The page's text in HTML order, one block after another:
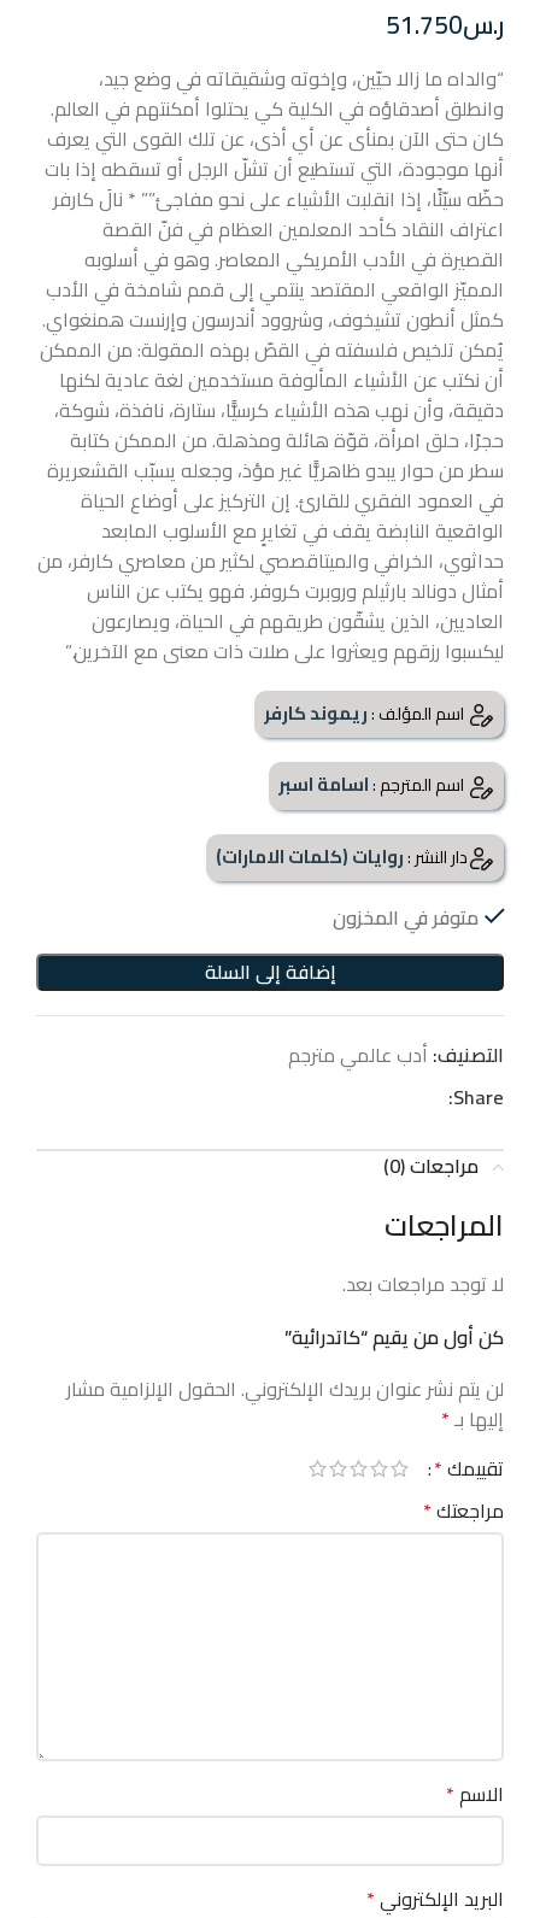
ر.س51.750
“والداه ما زالا حيّين، وإخوته وشقيقاته في وضع جيد،
وانطلق أصدقاؤه في الكلية كي يحتلوا أمكنتهم في العالم.
كان حتى الآن بمنأى عن أي أذى، عن تلك القوى التي يعرف
أنها موجودة، التي تستطيع أن تشلّ الرجل أو تسقطه إذا بات
حظّه سيّئًا، إذا انقلبت الأشياء على نحو مفاجئ”” * نالَ كارفر
اعتراف النقاد كأحد المعلمين العظام في فنّ القصة
القصيرة في الأدب الأمريكي المعاصر. وهو في أسلوبه
المميّز الواقعي المقتصد ينتمي إلى قمم شامخة في الأدب
كمثل أنطون تشيخوف، وشروود أندرسون وإرنست همنغواي.
يُمكن تلخيص فلسفته في القصّ بهذه المقولة: من الممكن
أن نكتب عن الأشياء المألوفة مستخدمين لغة عادية لكنها
دقيقة، وأن نهب هذه الأشياء كرسيًّا، ستارة، نافذة، شوكة،
حجرًا، حلق امرأة، قوّة هائلة ومذهلة. من الممكن كتابة
سطر من حوار يبدو ظاهريًّا غير مؤذ، وجعله يسبّب القشعريرة
في العمود الفقري للقارئ. إن التركيز على أوضاع الحياة
الواقعية النابضة يقف في تغايرٍ مع الأسلوب المابعد
حداثوي، الخرافي والميتاقصصي لكثير من معاصري كارفر، من
أمثال دونالد بارثيلم وروبرت كروفر. فهو يكتب عن الناس
العاديين، الذين يشقّون طريقهم في الحياة، ويصارعون
ليكسبوا رزقهم ويعثروا على صلات ذات معنى مع الآخرين.”
اسم المؤلف :ريموند كارفر
اسم المترجم :اسامة اسبر
دار النشر :روايات (كلمات الامارات)
متوفر في المخزون
إضافة إلى السلة
التصنيف: أدب عالمي مترجم
Share:
مراجعات (0)
المراجعات
لا توجد مراجعات بعد.
كن أول من يقيم “كاتدرائية”
لن يتم نشر عنوان بريدك الإلكتروني. الحقول الإلزامية مشار
إليها بـ*
تقييمك*
مراجعتك*
الاسم*
البريد الإلكتروني*